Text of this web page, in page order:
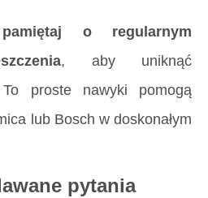
pamiętaj o regularnym
, aby uniknąć
proste nawyki pomogą
lub Bosch w doskonałym
pytania